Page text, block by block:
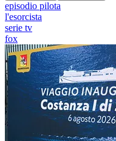
episodio pilota
l'esorcista
serie tv
fox